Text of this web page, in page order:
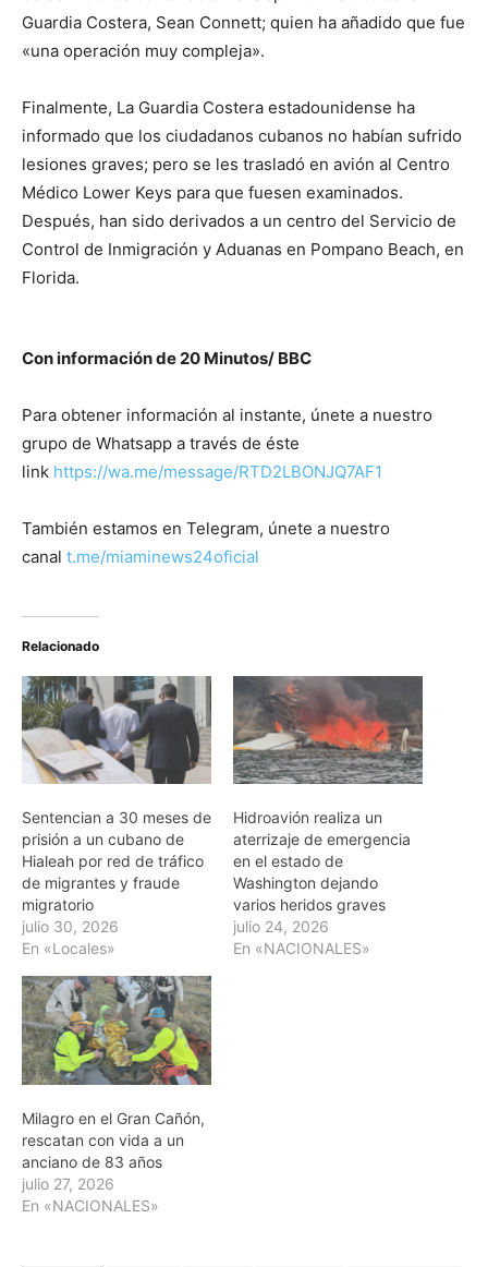
Guardia Costera, Sean Connett; quien ha añadido que fue
«una operación muy compleja».
Finalmente, La Guardia Costera estadounidense ha
informado que los ciudadanos cubanos no habían sufrido
lesiones graves; pero se les trasladó en avión al Centro
Médico Lower Keys para que fuesen examinados.
Después, han sido derivados a un centro del Servicio de
Control de Inmigración y Aduanas en Pompano Beach, en
Florida.
Con información de 20 Minutos/ BBC
Para obtener información al instante, únete a nuestro
grupo de Whatsapp a través de éste
link https://wa.me/message/RTD2LBONJQ7AF1
También estamos en Telegram, únete a nuestro
canal t.me/miaminews24oficial
Relacionado
Sentencian a 30 meses de
prisión a un cubano de
Hialeah por red de tráfico
de migrantes y fraude
migratorio
julio 30, 2026
En «Locales»
Hidroavión realiza un
aterrizaje de emergencia
en el estado de
Washington dejando
varios heridos graves
julio 24, 2026
En «NACIONALES»
Milagro en el Gran Cañón,
rescatan con vida a un
anciano de 83 años
julio 27, 2026
En «NACIONALES»